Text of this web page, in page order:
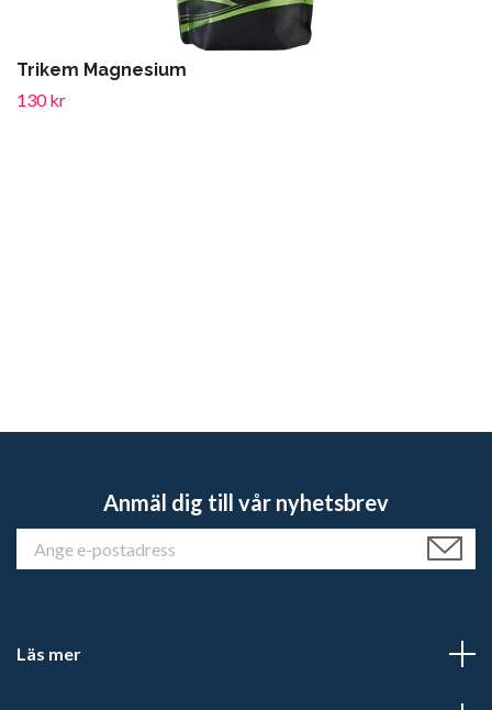
Trikem Magnesium
130 kr
Anmäl dig till vår nyhetsbrev
Läs mer